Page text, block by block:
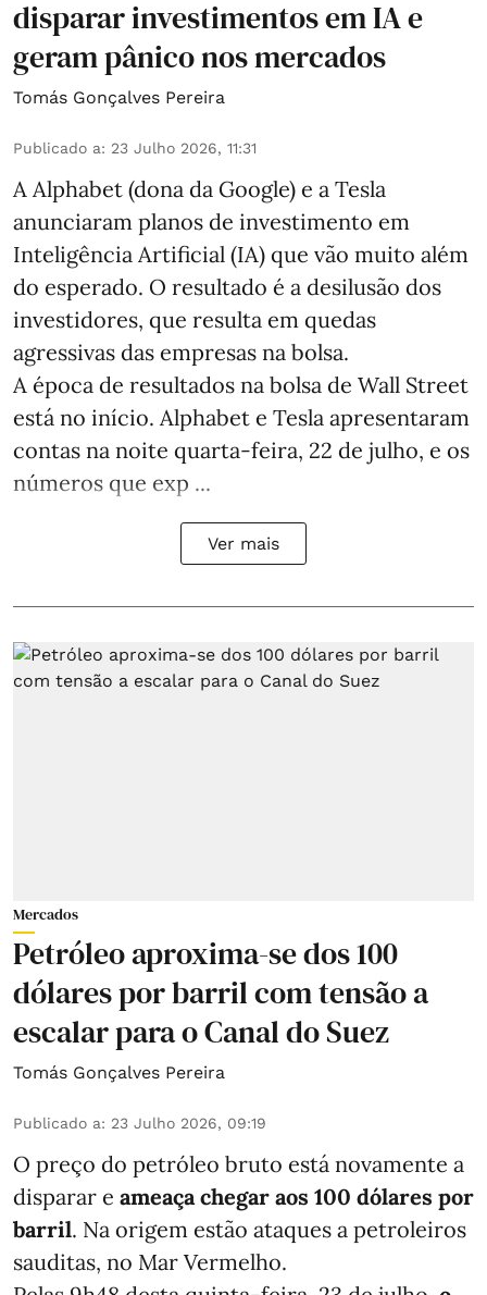
disparar investimentos em IA e
geram pânico nos mercados
Tomás Gonçalves Pereira
Publicado a: 23 Julho 2026, 11:31
A Alphabet (dona da Google) e a Tesla
anunciaram planos de investimento em
Inteligência Artificial (IA) que vão muito além
do esperado. O resultado é a desilusão dos
investidores, que resulta em quedas
agressivas das empresas na bolsa.
A época de resultados na bolsa de Wall Street
está no início. Alphabet e Tesla apresentaram
contas na noite quarta-feira, 22 de julho, e os
números que exp ...
Ver mais
Mercados
Petróleo aproxima-se dos 100
dólares por barril com tensão a
escalar para o Canal do Suez
Tomás Gonçalves Pereira
Publicado a: 23 Julho 2026, 09:19
O preço do petróleo bruto está novamente a
disparar e ameaça chegar aos 100 dólares por
barril. Na origem estão ataques a petroleiros
sauditas, no Mar Vermelho.